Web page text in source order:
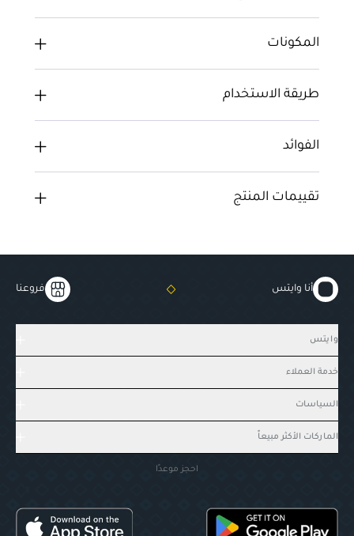
المكونات
طريقة الاستخدام
الفوائد
تقييمات المنتج
أنا وايتس فروعنا
وايتس
خدمة العملاء
السياسات
الماركات الأكثر مبيعاً
احجز موعدًا